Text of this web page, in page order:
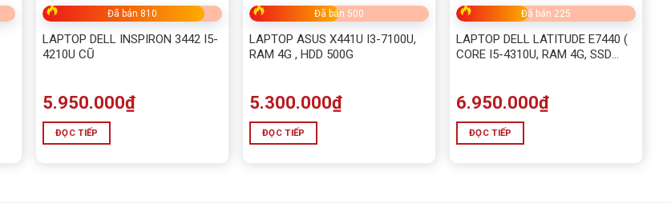
Đã bán 810
LAPTOP DELL INSPIRON 3442 I5-
4210U CŨ
5.950.000₫
ĐỌC TIẾP
Đã bán 500
LAPTOP ASUS X441U I3-7100U,
RAM 4G , HDD 500G
5.300.000₫
ĐỌC TIẾP
Đã bán 225
LAPTOP DELL LATITUDE E7440 (
CORE I5-4310U, RAM 4G, SSD
6.950.000₫
ĐỌC TIẾP